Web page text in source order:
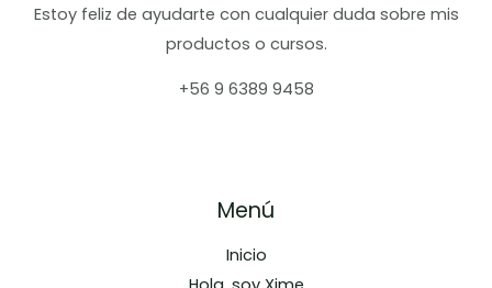
Estoy feliz de ayudarte con cualquier duda sobre mis
productos o cursos.
+56 9 6389 9458
Menú
Inicio